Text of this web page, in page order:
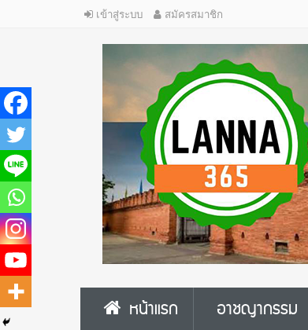
เข้าสู่ระบบ สมัครสมาชิก
หน้าแรก อาชญากรรม